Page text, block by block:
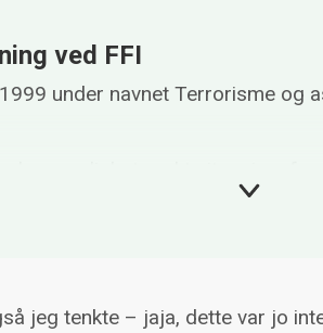
ved FFI
under navnet Terrorisme og
internasjonal jihadisme betyr
jeg tenkte – jaja, dette var jo